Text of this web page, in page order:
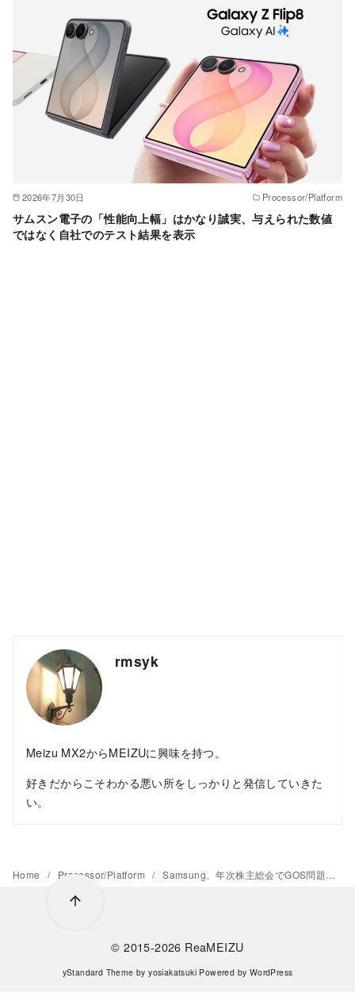
2026年7月30日 Processor/Platform
サムスン電子の「性能向上幅」はかなり誠実、与えられた数値
ではなく自社でのテスト結果を表示
rmsyk
Meizu MX2からMEIZUに興味を持つ。
好きだからこそわかる悪い所をしっかりと発信していきた
い。
Home Processor/Platform Samsung、年次株主総会でGOS問題を謝罪し歩留まりは改善していると発表
© 2015-2026 ReaMEIZU
yStandard Theme byyosiakatsuki Powered by WordPress